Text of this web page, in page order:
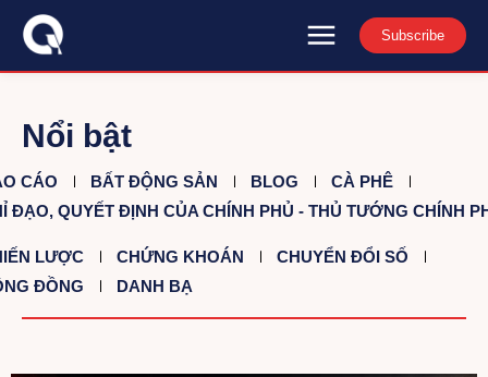
Subscribe
Nổi bật
CÁO BẤT ĐỘNG SẢN BLOG
CÀ PHÊ
ĐẠO, QUYẾT ĐỊNH CỦA CHÍNH PHỦ - THỦ TƯỚNG CHÍNH
LƯỢC CHỨNG KHOÁN
CHUYỂN ĐỔI SỐ
ĐỒNG
DANH BẠ